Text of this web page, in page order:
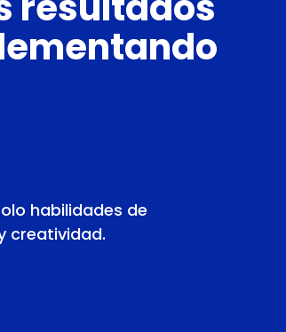
habilidades de
creatividad.